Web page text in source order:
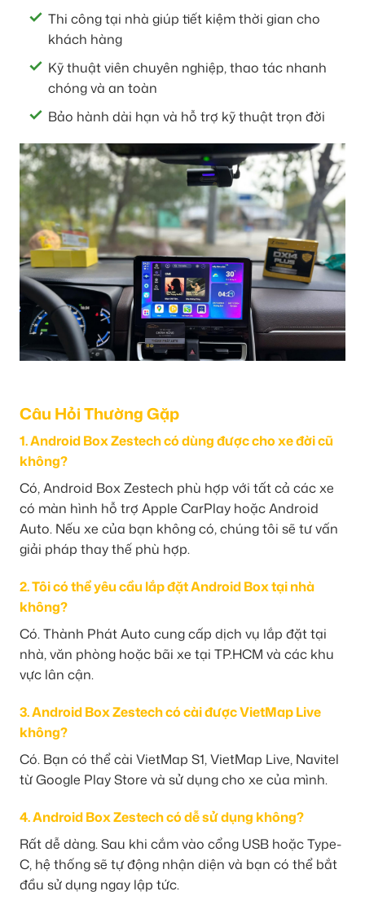
Thi công tại nhà giúp tiết kiệm thời gian cho
khách hàng
Kỹ thuật viên chuyên nghiệp, thao tác nhanh
chóng và an toàn
Bảo hành dài hạn và hỗ trợ kỹ thuật trọn đời
Câu Hỏi Thường Gặp
1. Android Box Zestech có dùng được cho xe đời cũ
không?
Có, Android Box Zestech phù hợp với tất cả các xe
có màn hình hỗ trợ Apple CarPlay hoặc Android
Auto. Nếu xe của bạn không có, chúng tôi sẽ tư vấn
giải pháp thay thế phù hợp.
2. Tôi có thể yêu cầu lắp đặt Android Box tại nhà
không?
Có. Thành Phát Auto cung cấp dịch vụ lắp đặt tại
nhà, văn phòng hoặc bãi xe tại TP.HCM và các khu
vực lân cận.
3. Android Box Zestech có cài được VietMap Live
không?
Có. Bạn có thể cài VietMap S1, VietMap Live, Navitel
từ Google Play Store và sử dụng cho xe của mình.
4. Android Box Zestech có dễ sử dụng không?
Rất dễ dàng. Sau khi cắm vào cổng USB hoặc Type-
C, hệ thống sẽ tự động nhận diện và bạn có thể bắt
đầu sử dụng ngay lập tức.